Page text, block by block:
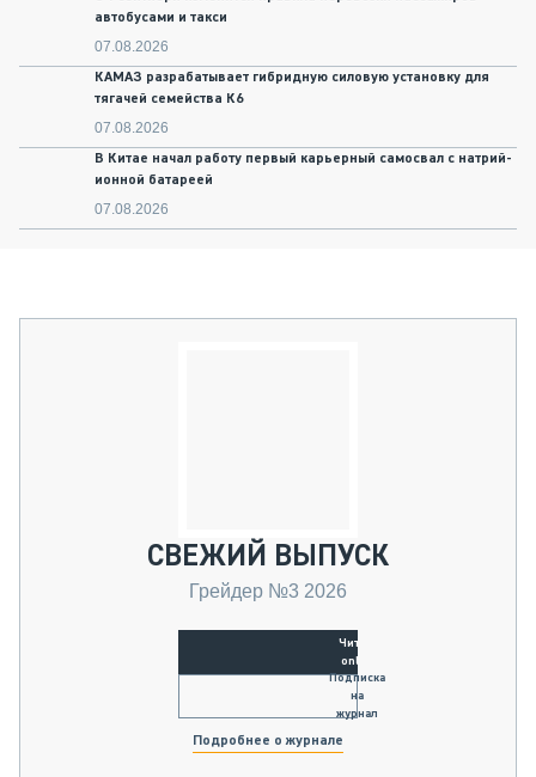
автобусами и такси
07.08.2026
КАМАЗ разрабатывает гибридную силовую установку для
тягачей семейства К6
07.08.2026
В Китае начал работу первый карьерный самосвал с натрий-
ионной батареей
07.08.2026
СВЕЖИЙ ВЫПУСК
Грейдер №3 2026
Читать
online
Подписка
на
журнал
Подробнее о журнале